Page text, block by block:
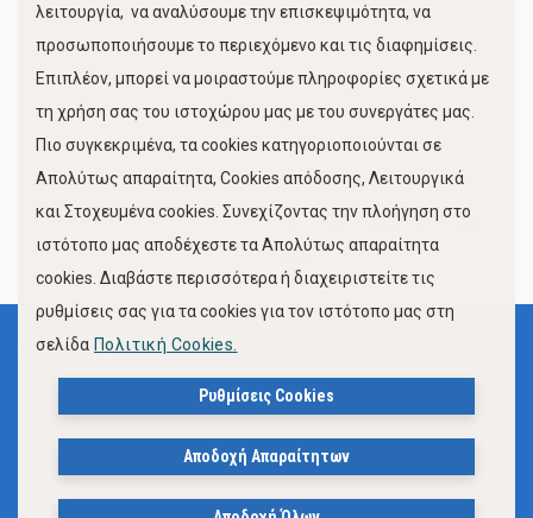
FOLLOW US
Όροι Χρήσης
Πολιτική Προστασίας Προσωπικών Δεδομένων
Πολιτική Cookies
λειτουργία, να αναλύσουμε την επισκεψιμότητα, να
προσωποποιήσουμε το περιεχόμενο και τις διαφημίσεις.
Επιπλέον, μπορεί να μοιραστούμε πληροφορίες σχετικά με
τη χρήση σας του ιστοχώρου μας με του συνεργάτες μας.
Πιο συγκεκριμένα, τα cookies κατηγοριοποιούνται σε
Απολύτως απαραίτητα, Cookies απόδοσης, Λειτουργικά
και Στοχευμένα cookies. Συνεχίζοντας την πλοήγηση στο
ιστότοπο μας αποδέχεστε τα Απολύτως απαραίτητα
cookies. Διαβάστε περισσότερα ή διαχειριστείτε τις
ρυθμίσεις σας για τα cookies για τον ιστότοπο μας στη
σελίδα Πολιτική Cookies.
Ρυθμίσεις Cookies
Αποδοχή Απαραίτητων